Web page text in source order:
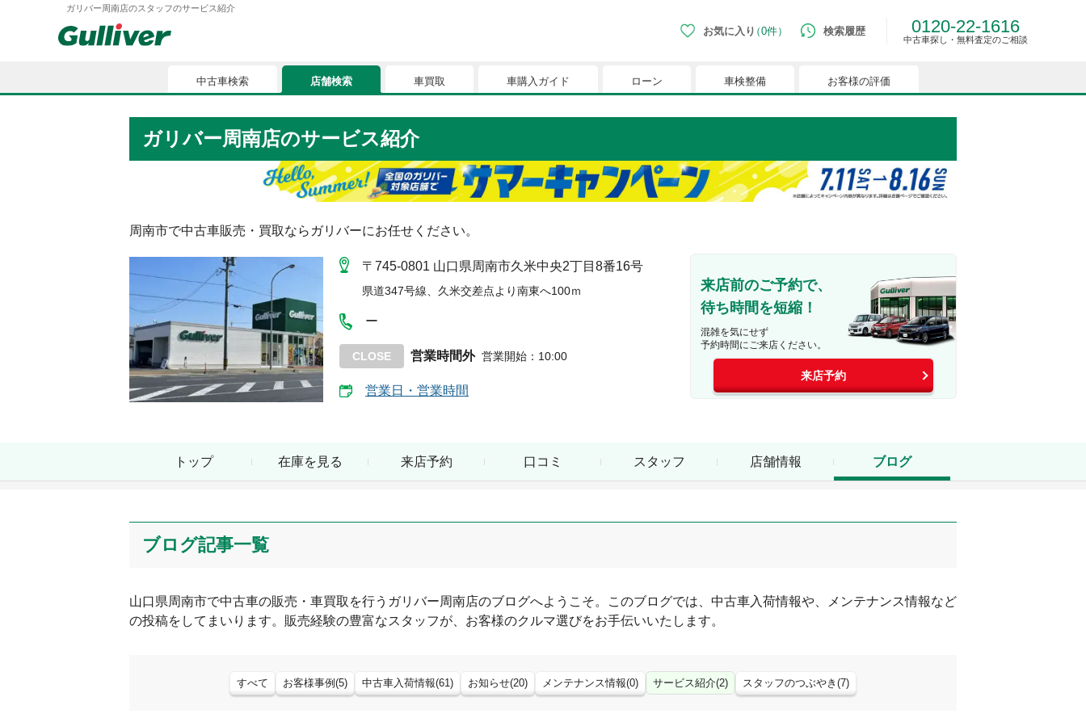
ガリバー周南店のスタッフのサービス紹介
お気に入り 0件
中古車検索
お客様の評価
現在、お気に入りに登録されているおクルマはございません。
お気に入りに登録すると、あなただけのお気に入りのクルマリストでいつでも簡単に比較ができるようになります。
※「お気に入り」の登録を可能にするためにCookie機能を有効にしてください。
検索履歴 0120-22-1616
中古車探し・無料査定のご相談
中古車検索 店舗検索 車買取 車購入ガイド ローン 車検整備 お客様の評価
ガリバー周南店のサービス紹介
周南市で中古車販売・買取ならガリバーにお任せください。
〒745-0801 山口県周南市久米中央2丁目8番16号
県道347号線、久米交差点より南東へ100ｍ
ー
CLOSE 営業時間外 営業開始 ： 10:00
営業日・営業時間
来店前のご予約で、
待ち時間を短縮！
混雑を気にせず
予約時間にご来店ください。
来店予約
トップ 在庫を見る 来店予約 口コミ スタッフ 店舗情報 ブログ
ブログ記事一覧
山口県周南市で中古車の販売・車買取を行う ガリバー周南店のブログへようこそ。このブログでは、中古車入荷情報や、メンテナンス情報など
の投稿をしてまいります。販売経験の豊富なスタッフが、お客様のクルマ選びをお手伝いいたします。
すべて お客様事例 (5) 中古車入荷情報(61) お知らせ(20) メンテナンス情報(0) サービス紹介(2) スタッフのつぶやき (7)